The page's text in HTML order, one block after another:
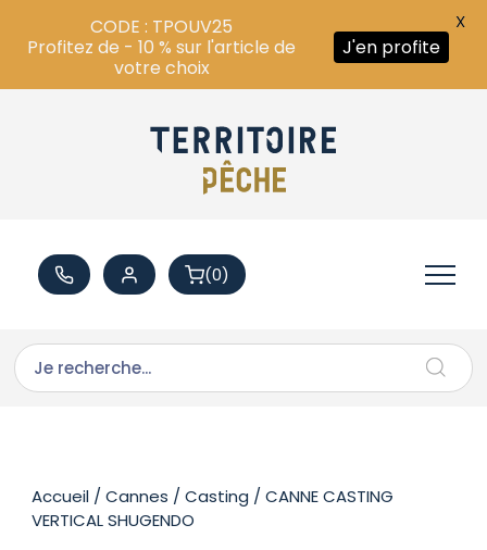
(0)
Accueil /Cannes /Casting / CANNE CASTING
VERTICAL SHUGENDO
CODE : TPOUV25
Profitez de - 10 % sur l'article de
votre choix
J'en profite
X